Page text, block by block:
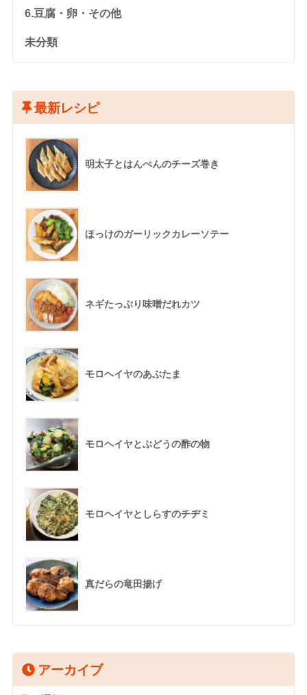
6.豆腐・卵・その他
未分類
最新レシピ
明太子とはんぺんのチーズ巻き
ほっけのガーリックカレーソテー
ネギたっぷり味噌だれカツ
モロヘイヤのあぶたま
モロヘイヤとぶどうの酢の物
モロヘイヤとしらすのチヂミ
真だらの竜田揚げ
アーカイブ